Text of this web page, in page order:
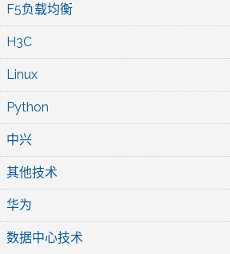
F5负载均衡
H3C
Linux
Python
中兴
其他技术
华为
数据中心技术